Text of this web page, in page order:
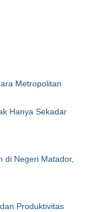
Metropolitan
Hanya Sekadar
di Negeri Matador,
Produktivitas